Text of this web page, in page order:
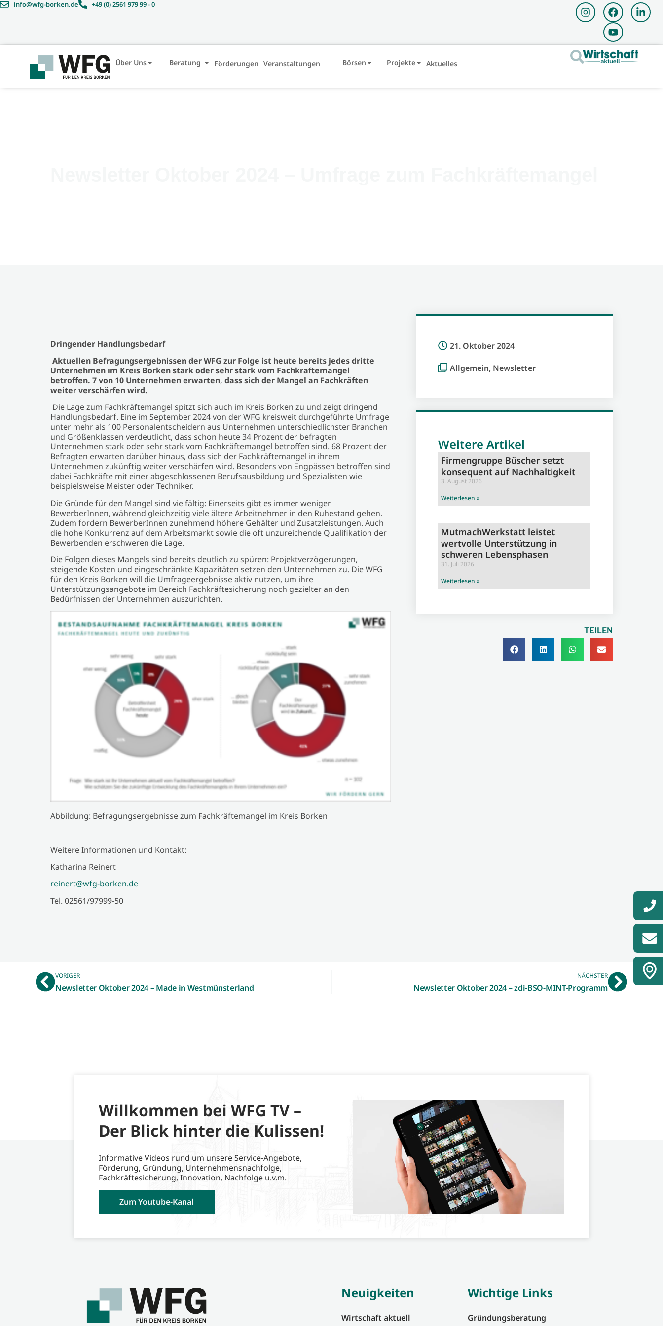
info@wfg-borken.de +49 (0) 2561 979 99 - 0
Über Uns Beratung Förderungen Veranstaltungen Börsen Projekte Aktuelles
Dringender Handlungsbedarf
Aktuellen Befragungsergebnissen der WFG zur Folge ist heute bereits jedes dritte
Unternehmen im Kreis Borken stark oder sehr stark vom Fachkräftemangel
betroffen. 7 von 10 Unternehmen erwarten, dass sich der Mangel an Fachkräften
weiter verschärfen wird.
Die Lage zum Fachkräftemangel spitzt sich auch im Kreis Borken zu und zeigt dringend
Handlungsbedarf. Eine im September 2024 von der WFG kreisweit durchgeführte Umfrage
unter mehr als 100 Personalentscheidern aus Unternehmen unterschiedlichster Branchen
und Größenklassen verdeutlicht, dass schon heute 34 Prozent der befragten
Unternehmen stark oder sehr stark vom Fachkräftemangel betroffen sind. 68 Prozent der
Befragten erwarten darüber hinaus, dass sich der Fachkräftemangel in ihrem
Unternehmen zukünftig weiter verschärfen wird. Besonders von Engpässen betroffen sind
dabei Fachkräfte mit einer abgeschlossenen Berufsausbildung und Spezialisten wie
beispielsweise Meister oder Techniker.
Die Gründe für den Mangel sind vielfältig: Einerseits gibt es immer weniger
BewerberInnen, während gleichzeitig viele ältere Arbeitnehmer in den Ruhestand gehen.
Zudem fordern BewerberInnen zunehmend höhere Gehälter und Zusatzleistungen. Auch
die hohe Konkurrenz auf dem Arbeitsmarkt sowie die oft unzureichende Qualifikation der
Bewerbenden erschweren die Lage.
Die Folgen dieses Mangels sind bereits deutlich zu spüren: Projektverzögerungen,
steigende Kosten und eingeschränkte Kapazitäten setzen den Unternehmen zu. Die WFG
für den Kreis Borken will die Umfrageergebnisse aktiv nutzen, um ihre
Unterstützungsangebote im Bereich Fachkräftesicherung noch gezielter an den
Bedürfnissen der Unternehmen auszurichten.
Abbildung: Befragungsergebnisse zum Fachkräftemangel im Kreis Borken
Weitere Informationen und Kontakt:
Katharina Reinert
reinert@wfg-borken.de
Tel. 02561/97999-50
21. Oktober 2024
Allgemein, Newsletter
Weitere Artikel
Firmengruppe Büscher setzt
konsequent auf Nachhaltigkeit
3. August 2026
Weiterlesen »
MutmachWerkstatt leistet
wertvolle Unterstützung in
schweren Lebensphasen
31. Juli 2026
Weiterlesen »
TEILEN
VORIGER
Newsletter Oktober 2024 – Made in Westmünsterland
NÄCHSTER
Newsletter Oktober 2024 – zdi-BSO-MINT-Programm
Willkommen bei WFG TV –
Der Blick hinter die Kulissen!
Informative Videos rund um unsere Service-Angebote,
Förderung, Gründung, Unternehmensnachfolge,
Fachkräftesicherung, Innovation, Nachfolge u.v.m.
Zum Youtube-Kanal
Neuigkeiten
Wirtschaft aktuell
Wichtige Links
Gründungsberatung